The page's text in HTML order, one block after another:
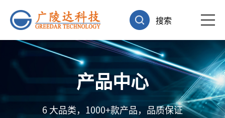
搜索
产品中心
6 大品类，1000+款产品，品质保证